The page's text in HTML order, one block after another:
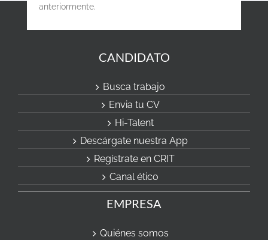
anteriormente.
CANDIDATO
Busca trabajo
Envia tu CV
Hi-Talent
Descárgate nuestra App
Regístrate en CRIT
Canal ético
EMPRESA
Quiénes somos